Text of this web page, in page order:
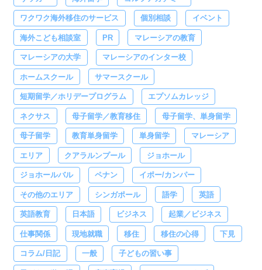
ワクワク海外移住のサービス 個別相談 イベント
海外こども相談室 PR マレーシアの教育
マレーシアの大学 マレーシアのインター校
ホームスクール サマースクール
短期留学／ホリデープログラム エプソムカレッジ
ネクサス 母子留学／教育移住 母子留学、単身留学
母子留学 教育単身留学 単身留学 マレーシア
エリア クアラルンプール ジョホール
ジョホールバル ペナン イポー/カンパー
その他のエリア シンガポール 語学 英語
英語教育 日本語 ビジネス 起業／ビジネス
仕事関係 現地就職 移住 移住の心得 下見
コラム/日記 一般 子どもの習い事